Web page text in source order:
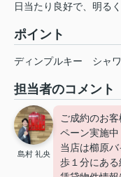
日当たり良好で、明る
ポイント
ディンプルキー シャ
担当者のコメント
島村 礼央
ご成約のお
ペーン実施中
当店は櫛原
歩１分にあ